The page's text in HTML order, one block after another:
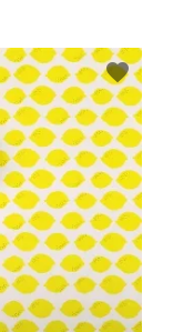
favorite